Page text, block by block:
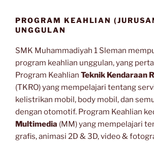
PROGRAM KEAHLIAN
UNGGULAN
SMK Muhammadiyah 1 Sleman
program keahlian unggulan, yang
Program Keahlian Teknik Kendaraan
(TKRO) yang mempelajari tentang
kelistrikan mobil, body mobil, dan
dengan otomotif. Program Keahlian
Multimedia (MM) yang mempelajari
grafis, animasi 2D & 3D, video &